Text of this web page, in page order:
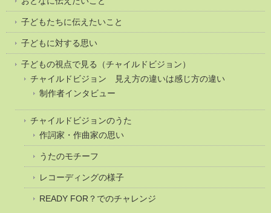
子どもたちに伝えたいこと
子どもに対する思い
子どもの視点で見る（チャイルドビジョン）
チャイルドビジョン 見え方の違いは感じ方の違い
制作者インタビュー
チャイルドビジョンのうた
作詞家・作曲家の思い
うたのモチーフ
レコーディングの様子
READY FOR？でのチャレンジ